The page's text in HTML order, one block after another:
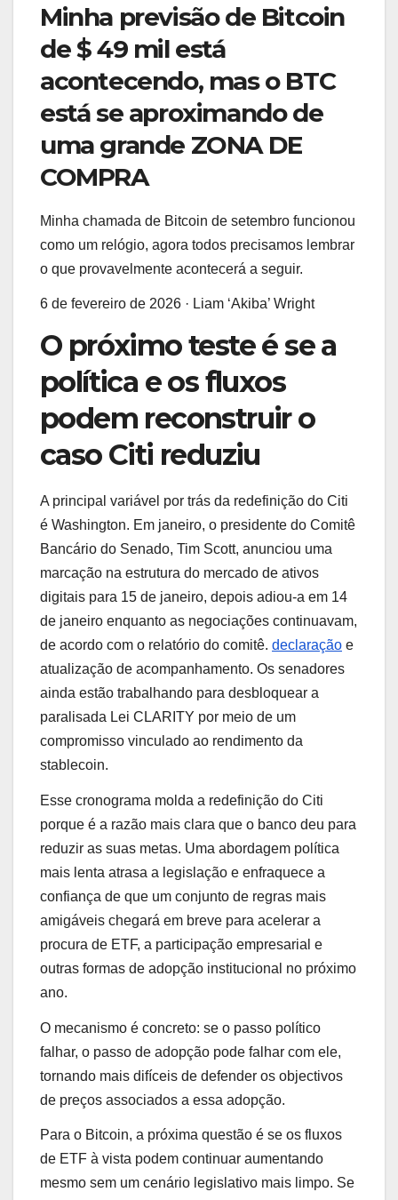
Minha previsão de Bitcoin
de $ 49 mil está
acontecendo, mas o BTC
está se aproximando de
uma grande ZONA DE
COMPRA
Minha chamada de Bitcoin de setembro funcionou
como um relógio, agora todos precisamos lembrar
o que provavelmente acontecerá a seguir.
6 de fevereiro de 2026 · Liam ‘Akiba’ Wright
O próximo teste é se a
política e os fluxos
podem reconstruir o
caso Citi reduziu
A principal variável por trás da redefinição do Citi
é Washington. Em janeiro, o presidente do Comitê
Bancário do Senado, Tim Scott, anunciou uma
marcação na estrutura do mercado de ativos
digitais para 15 de janeiro, depois adiou-a em 14
de janeiro enquanto as negociações continuavam,
de acordo com o relatório do comitê. declaração e
atualização de acompanhamento. Os senadores
ainda estão trabalhando para desbloquear a
paralisada Lei CLARITY por meio de um
compromisso vinculado ao rendimento da
stablecoin.
Esse cronograma molda a redefinição do Citi
porque é a razão mais clara que o banco deu para
reduzir as suas metas. Uma abordagem política
mais lenta atrasa a legislação e enfraquece a
confiança de que um conjunto de regras mais
amigáveis ​​chegará em breve para acelerar a
procura de ETF, a participação empresarial e
outras formas de adopção institucional no próximo
ano.
O mecanismo é concreto: se o passo político
falhar, o passo de adopção pode falhar com ele,
tornando mais difíceis de defender os objectivos
de preços associados a essa adopção.
Para o Bitcoin, a próxima questão é se os fluxos
de ETF à vista podem continuar aumentando
mesmo sem um cenário legislativo mais limpo. Se